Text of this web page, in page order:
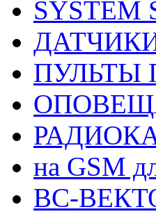
SYSTEM
ПУЛЬТЫ
на GSM
ВС-